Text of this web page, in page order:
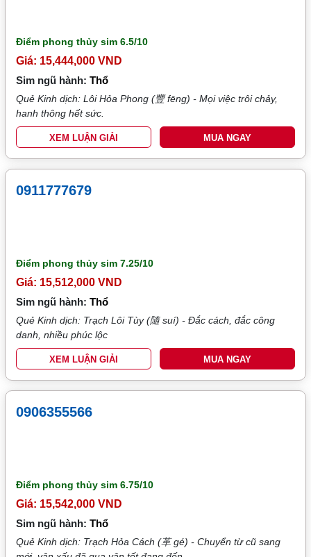
Điểm phong thủy sim6.5/10
Giá: 15,444,000 VND
Sim ngũ hành:Thổ
Quẻ Kinh dịch: Lôi Hỏa Phong (豐 fēng) - Mọi việc trôi chảy,
hanh thông hết sức.
XEM LUẬN GIẢI MUA NGAY
0911777679
Điểm phong thủy sim7.25/10
Giá: 15,512,000 VND
Sim ngũ hành:Thổ
Quẻ Kinh dịch: Trạch Lôi Tùy (隨 suí) - Đắc cách, đắc công
danh, nhiều phúc lộc
XEM LUẬN GIẢI MUA NGAY
0906355566
Điểm phong thủy sim6.75/10
Giá: 15,542,000 VND
Sim ngũ hành:Thổ
Quẻ Kinh dịch: Trạch Hỏa Cách (革 gé) - Chuyển từ cũ sang